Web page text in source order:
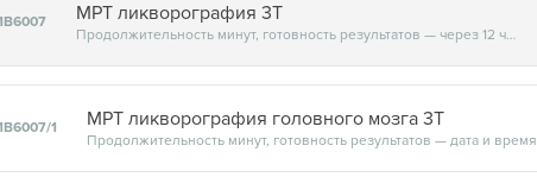
МРТ ликворография 3Т
Продолжительность минут, готовность результатов — через 12 часов
1 МРТ ликворография головного мозга 3Т